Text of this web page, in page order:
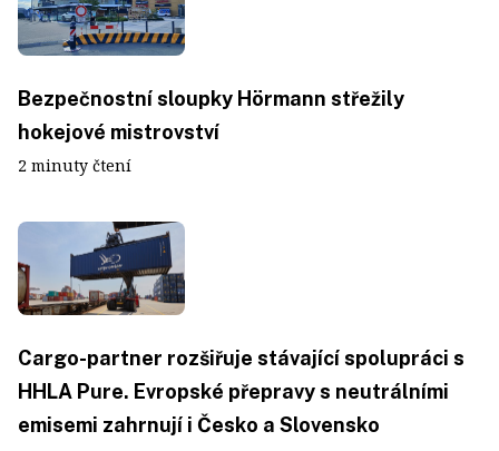
Bezpečnostní sloupky Hörmann střežily
hokejové mistrovství
2 minuty čtení
Cargo-partner rozšiřuje stávající spolupráci s
HHLA Pure. Evropské přepravy s neutrálními
emisemi zahrnují i Česko a Slovensko